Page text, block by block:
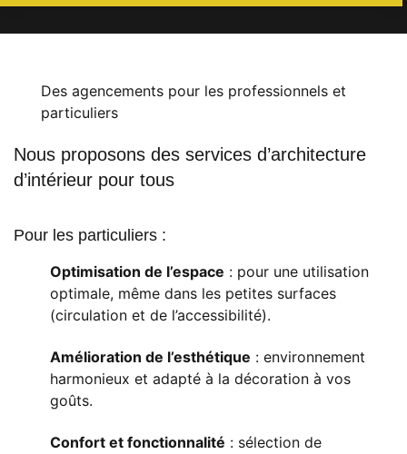
Des agencements pour les professionnels et
particuliers
Nous proposons des services d’architecture
d’intérieur pour tous
Pour les particuliers :
Optimisation de l’espace : pour une utilisation
optimale, même dans les petites surfaces
(circulation et de l’accessibilité).
Amélioration de l’esthétique : environnement
harmonieux et adapté à la décoration à vos
goûts.
Confort et fonctionnalité : sélection de